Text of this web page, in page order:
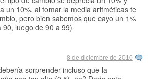
un 10%, al tomar la media aritméticas te
pero bien sabemos que cayo un 1%
90, luego de 90 a 99)
8 de diciembre de 2010
sorprender incluso que la